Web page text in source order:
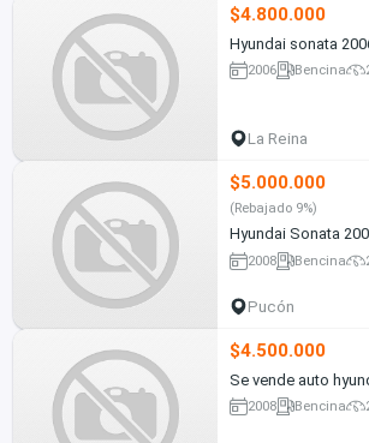
$4.800.000
Hyundai sonata
2006 Bencina
La Reina
$5.000.000
(Rebajado 9%)
Hyundai Sonata
2008 Bencina
Pucón
$4.500.000
Se vende auto
2008 Bencina